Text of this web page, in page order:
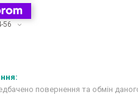
56
повернення та обмін